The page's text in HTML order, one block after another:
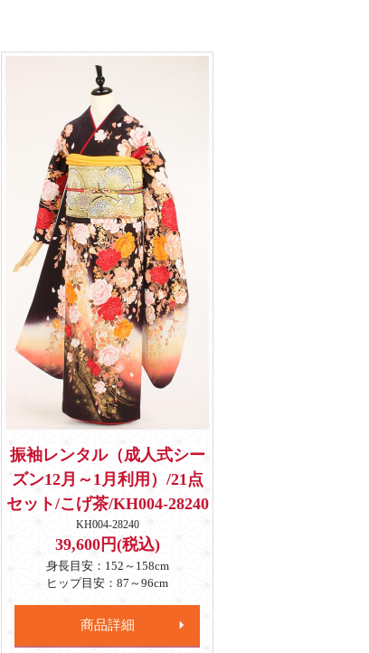
振袖レンタル（成人式シー
ズン12月～1月利用）/21点
セット/こげ茶/KH004-28240
KH004-28240
39,600円(税込)
身長目安：152～158cm
ヒップ目安：87～96cm
商品詳細